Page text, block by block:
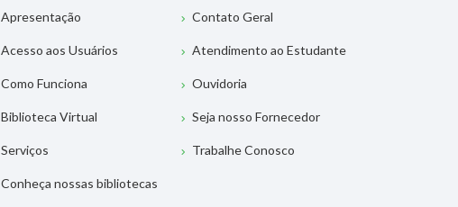
Apresentação
Acesso aos Usuários
Como Funciona
Biblioteca Virtual
Serviços
Conheça nossas bibliotecas
Contato Geral
Atendimento ao Estudante
Ouvidoria
Seja nosso Fornecedor
Trabalhe Conosco